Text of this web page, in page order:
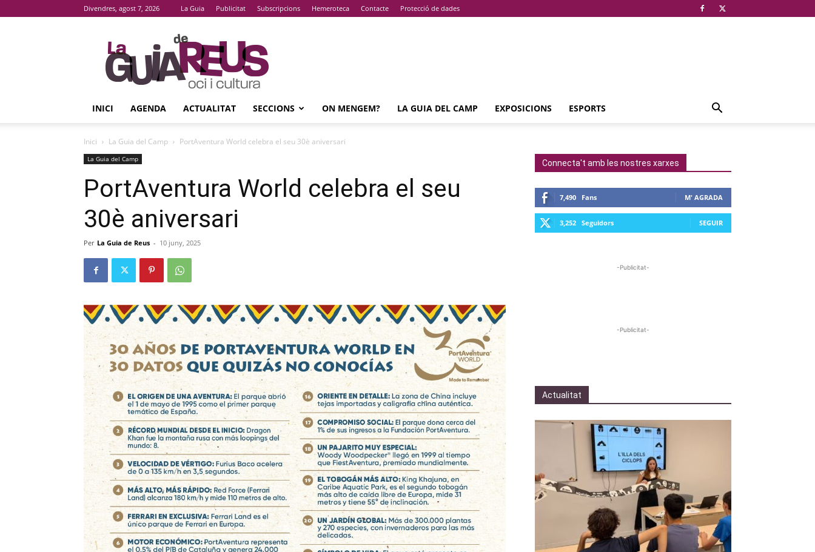
Divendres, agost 7, 2026 La Guia Publicitat Subscripcions Hemeroteca Contacte Protecció de dades
La
Guia
De
Reus
INICI AGENDA ACTUALITAT SECCIONS ON MENGEM? LA GUIA DEL CAMP EXPOSICIONS ESPORTS
Inici La Guia del Camp PortAventura World celebra el seu 30è aniversari
La Guia del Camp
PortAventura World celebra el seu
30è aniversari
Per La Guia de Reus - 10 juny, 2025
Connecta't amb les nostres xarxes
7,490 Fans M' AGRADA
3,252 Seguidors SEGUIR
-Publicitat-
-Publicitat-
Actualitat